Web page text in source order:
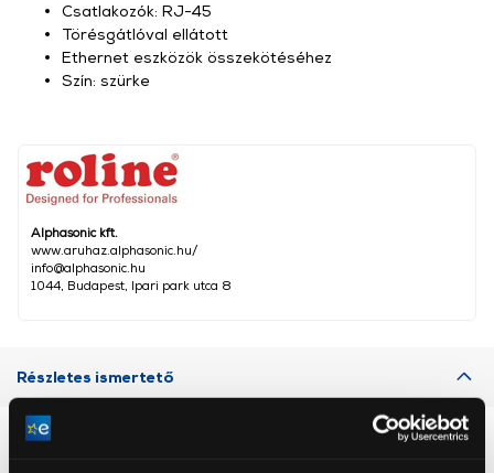
Alphasonic kft.
www.aruhaz.alphasonic.hu/
info@alphasonic.hu
1044, Budapest, Ipari park utca 8
Csatlakozók: RJ-45
Törésgátlóval ellátott
Ethernet eszközök összekötéséhez
Szín: szürke
Részletes ismertető